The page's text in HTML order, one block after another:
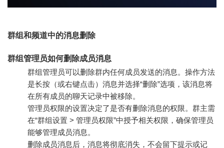
群组和频道中的消息删除
群组管理员如何删除成员消息
群组管理员可以删除群内任何成员发送的消息。操作方法
是长按（或右键点击）消息并选择“删除”选项，该消息将
在所有成员的聊天记录中被移除。
管理员权限的设置决定了是否有删除消息的权限。群主需
在“群组设置 > 管理员权限”中授予相关权限，确保管理员
能够管理成员消息。
删除成员消息后，消息将彻底消失，不会留下提示或记